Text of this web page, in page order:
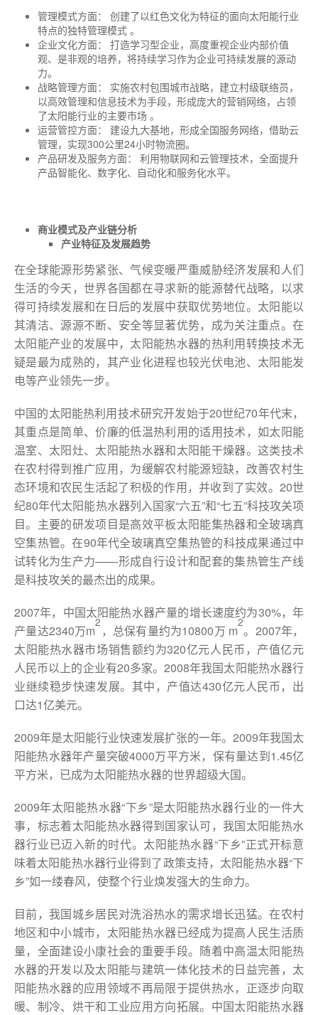
管理模式方面： 创建了以红色文化为特征的面向太阳能行业
特点的独特管理模式 。
企业文化方面： 打造学习型企业，高度重视企业内部价值
观、是非观的培养，将持续学习作为企业可持续发展的源动
力。
战略管理方面： 实施农村包围城市战略，建立村级联络员，
以高效管理和信息技术为手段，形成庞大的营销网络，占领
了太阳能行业的主要市场 。
运营管控方面： 建设九大基地，形成全国服务网络，借助云
管理，实现300公里24小时物流圈。
产品研发及服务方面： 利用物联网和云管理技术，全面提升
产品智能化、数字化、自动化和服务化水平。
商业模式及产业链分析
产业特征及发展趋势
在全球能源形势紧张、气候变暖严重威胁经济发展和人们
生活的今天，世界各国都在寻求新的能源替代战略，以求
得可持续发展和在日后的发展中获取优势地位。太阳能以
其清洁、源源不断、安全等显著优势，成为关注重点。在
太阳能产业的发展中，太阳能热水器的热利用转换技术无
疑是最为成熟的，其产业化进程也较光伏电池、太阳能发
电等产业领先一步。
中国的太阳能热利用技术研究开发始于20世纪70年代末，
其重点是简单、价廉的低温热利用的适用技术，如太阳能
温室、太阳灶、太阳能热水器和太阳能干燥器。这类技术
在农村得到推广应用，为缓解农村能源短缺，改善农村生
态环境和农民生活起了积极的作用，并收到了实效。20世
纪80年代太阳能热水器列入国家“六五”和“七五”科技攻关项
目。主要的研发项目是高效平板太阳能集热器和全玻璃真
空集热管。在90年代全玻璃真空集热管的科技成果通过中
试转化为生产力——形成自行设计和配套的集热管生产线
是科技攻关的最杰出的成果。
2007年，中国太阳能热水器产量的增长速度约为30%，年
产量达2340万m
2
，总保有量约为10800万 m
2
。2007年，
太阳能热水器市场销售额约为320亿元人民币，产值亿元
人民币以上的企业有20多家。2008年我国太阳能热水器行
业继续稳步快速发展。其中，产值达430亿元人民币，出
口达1亿美元。
2009年是太阳能行业快速发展扩张的一年。2009年我国太
阳能热水器年产量突破4000万平方米，保有量达到1.45亿
平方米，已成为太阳能热水器的世界超级大国。
2009年太阳能热水器“下乡”是太阳能热水器行业的一件大
事，标志着太阳能热水器得到国家认可，我国太阳能热水
器行业已迈入新的时代。太阳能热水器“下乡”正式开标意
味着太阳能热水器行业得到了政策支持，太阳能热水器“下
乡”如一缕春风，使整个行业焕发强大的生命力。
目前，我国城乡居民对洗浴热水的需求增长迅猛。在农村
地区和中小城市，太阳能热水器已经成为提高人民生活质
量，全面建设小康社会的重要手段。随着中高温太阳能热
水器的开发以及太阳能与建筑一体化技术的日益完善，太
阳能热水器的应用领域不再局限于提供热水，正逐步向取
暖、制冷、烘干和工业应用方向拓展。中国太阳能热水器